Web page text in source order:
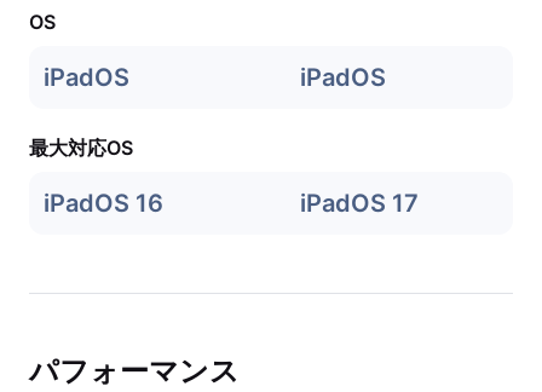
OS
iPadOS iPadOS
最大対応OS
iPadOS 16 iPadOS 17
パフォーマンス